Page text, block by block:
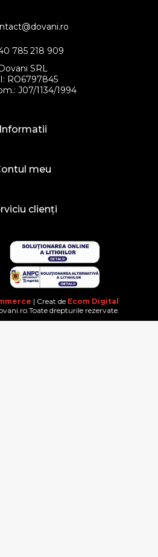
785 218 909
SRL
RO6797845
J07/1134/1994
Informatii
meu
clienți
| Creat de Ecom Digital
drepturile rezervate.